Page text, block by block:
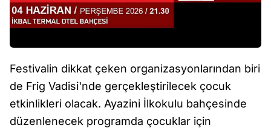
Festivalin dikkat çeken organizasyonlarından biri
de Frig Vadisi'nde gerçekleştirilecek çocuk
etkinlikleri olacak. Ayazini İlkokulu bahçesinde
düzenlenecek programda çocuklar için